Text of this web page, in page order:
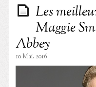
Les
Maggie
Abbey
10 Mai. 2016